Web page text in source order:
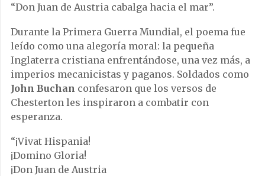
“Don Juan de Austria cabalga hacia el mar”.
Durante la Primera Guerra Mundial, el poema fue
leído como una alegoría moral: la pequeña
Inglaterra cristiana enfrentándose, una vez más, a
imperios mecanicistas y paganos. Soldados como
John Buchan confesaron que los versos de
Chesterton les inspiraron a combatir con
esperanza.
“¡Vivat Hispania!
¡Domino Gloria!
¡Don Juan de Austria